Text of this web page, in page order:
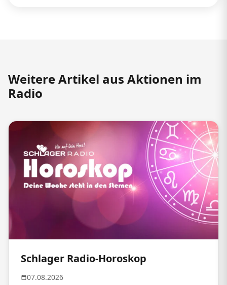
Weitere Artikel aus Aktionen im
Radio
Schlager Radio-Horoskop
07.08.2026